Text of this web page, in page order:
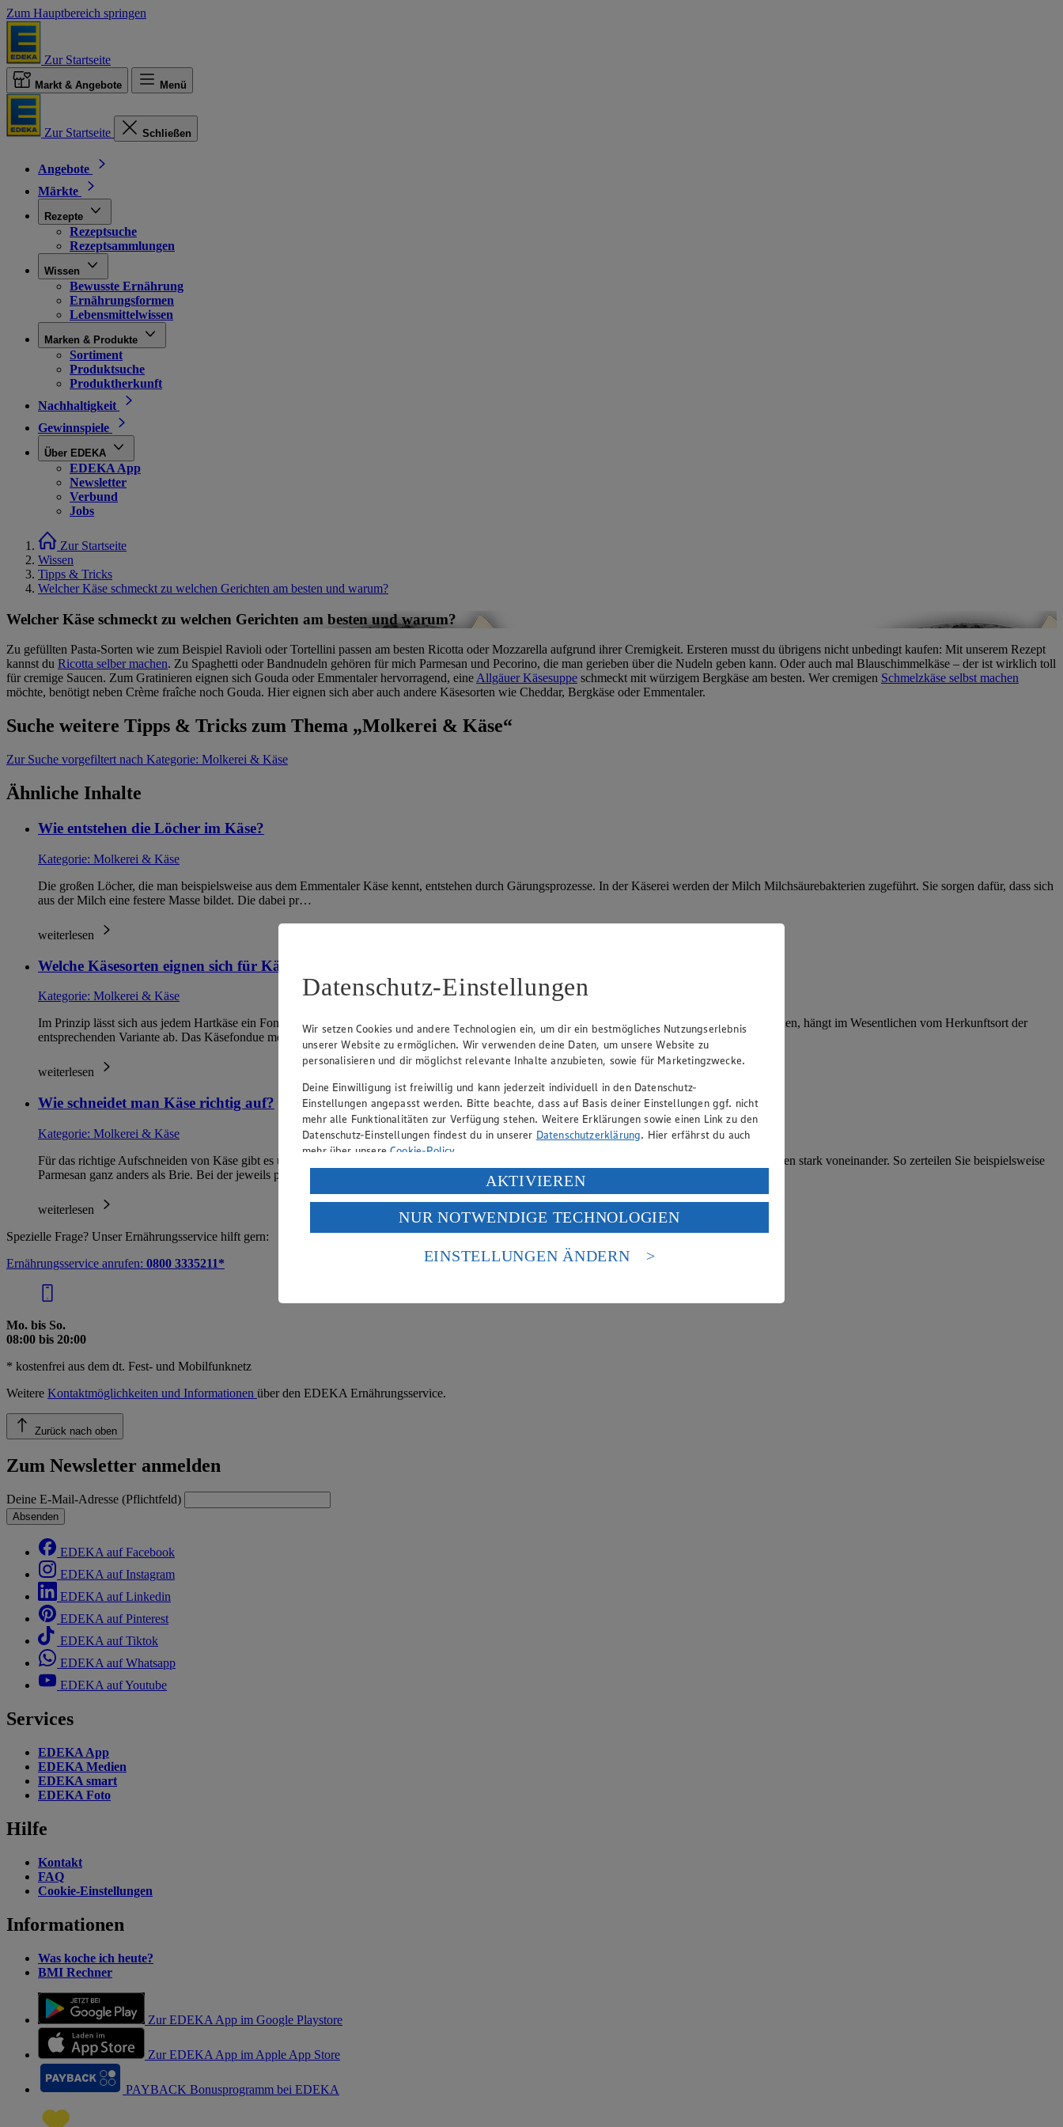
Zum Hauptbereich springen
Zur Startseite
Markt & Angebote Menü
Zur Startseite Schließen
Angebote
Märkte
Rezepte
Rezeptsuche
Rezeptsammlungen
Wissen
Bewusste Ernährung
Ernährungsformen
Lebensmittelwissen
Marken & Produkte
Sortiment
Produktsuche
Produktherkunft
Nachhaltigkeit
Gewinnspiele
Über EDEKA
EDEKA App
Newsletter
Verbund
Jobs
Zur Startseite
Wissen
Tipps & Tricks
Welcher Käse schmeckt zu welchen Gerichten am besten und warum?
Welcher Käse schmeckt zu welchen Gerichten am besten und warum?
Zu gefüllten Pasta-Sorten wie zum Beispiel Ravioli oder Tortellini passen am besten Ricotta oder Mozzarella aufgrund ihrer Cremigkeit. Ersteren musst du übrigens nicht unbedingt kaufen: Mit unserem Rezept
kannst du Ricotta selber machen. Zu Spaghetti oder Bandnudeln gehören für mich Parmesan und Pecorino, die man gerieben über die Nudeln geben kann. Oder auch mal Blauschimmelkäse – der ist wirklich toll
für cremige Saucen. Zum Gratinieren eignen sich Gouda oder Emmentaler hervorragend, eineAllgäuer Käsesuppe schmeckt mit würzigem Bergkäse am besten. Wer cremigen Schmelzkäse selbst machen
möchte, benötigt neben Crème fraîche noch Gouda. Hier eignen sich aber auch andere Käsesorten wie Cheddar, Bergkäse oder Emmentaler.
Suche weitere Tipps & Tricks zum Thema „Molkerei & Käse“
Zur Suche vorgefiltert nach Kategorie: Molkerei & Käse
Ähnliche Inhalte
Wie entstehen die Löcher im Käse?
Kategorie: Molkerei & Käse
Die großen Löcher, die man beispielsweise aus dem Emmentaler Käse kennt, entstehen durch Gärungsprozesse. In der Käserei werden der Milch Milchsäurebakterien zugeführt. Sie sorgen dafür, dass sich
aus der Milch eine festere Masse bildet. Die dabei pr…
weiterlesen
Welche Käsesorten eignen sich für Käsefondue?
Kategorie: Molkerei & Käse
Im Prinzip lässt sich aus jedem Hartkäse ein Fondue zubereiten. Welche Käsesorten letztendlich für das jeweilige Käsefondue-Rezept verwendet werden, hängt im Wesentlichen vom Herkunftsort der
entsprechenden Variante ab. Das Käsefondue moitié-moitié (…
weiterlesen
Wie schneidet man Käse richtig auf?
Kategorie: Molkerei & Käse
Für das richtige Aufschneiden von Käse gibt es unterschiedliche Schnitttechniken und auch verschiedenes Zubehör. Schließlich variieren die Käsesorten stark voneinander. So zerteilen Sie beispielsweise
Parmesan ganz anders als Brie. Bei der jeweils pa…
weiterlesen
Spezielle Frage? Unser Ernährungsservice hilft gern:
Ernährungsservice anrufen: 0800 3335211*
Mo. bis So.
08:00 bis 20:00
* kostenfrei aus dem dt. Fest- und Mobilfunknetz
Weitere Kontaktmöglichkeiten und Informationen über den EDEKA Ernährungsservice.
Zurück nach oben
Zum Newsletter anmelden
Deine E-Mail-Adresse (Pflichtfeld)
Absenden
EDEKA auf Facebook
EDEKA auf Instagram
EDEKA auf Linkedin
EDEKA auf Pinterest
EDEKA auf Tiktok
EDEKA auf Whatsapp
EDEKA auf Youtube
Services
EDEKA App
EDEKA Medien
EDEKA smart
EDEKA Foto
Hilfe
Kontakt
FAQ
Cookie-Einstellungen
Informationen
Was koche ich heute?
BMI Rechner
Zur EDEKA App im Google Playstore
Zur EDEKA App im Apple App Store
PAYBACK Bonusprogramm bei EDEKA
Datenschutz-Einstellungen
Wir setzen Cookies und andere Technologien ein, um dir ein bestmögliches Nutzungserlebnis
unserer Website zu ermöglichen. Wir verwenden deine Daten, um unsere Website zu
personalisieren und dir möglichst relevante Inhalte anzubieten, sowie für Marketingzwecke.
Deine Einwilligung ist freiwillig und kann jederzeit individuell in den Datenschutz-
Einstellungen angepasst werden. Bitte beachte, dass auf Basis deiner Einstellungen ggf. nicht
mehr alle Funktionalitäten zur Verfügung stehen. Weitere Erklärungen sowie einen Link zu den
Datenschutz-Einstellungen findest du in unserer Datenschutzerklärung. Hier erfährst du auch
mehr über unsereCookie-Policy.
Verarbeitung deiner personenbezogenen Daten in den USA durch Facebook und YouTube:
Wenn du auf „Aktivieren“ klickst, willigst du im Sinne des Art. 49 Abs. 1 Satz 1 lit. a) DSGVO
ein, dass deine Daten in den USA verarbeitet werden. Der EuGH sieht die USA als Land mit
einem nach europäischen Standards nicht angemessenen Datenschutzniveau an. Es besteht das
Risiko eines Zugriffs durch US-amerikanische Behörden.
AKTIVIEREN
NUR NOTWENDIGE TECHNOLOGIEN
EINSTELLUNGEN ÄNDERN